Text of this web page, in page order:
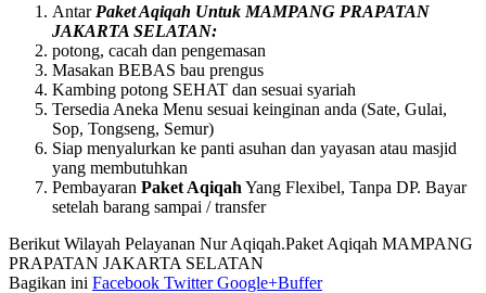
Antar Paket Aqiqah Untuk MAMPANG PRAPATAN
JAKARTA SELATAN:
potong, cacah dan pengemasan
Masakan BEBAS bau prengus
Kambing potong SEHAT dan sesuai syariah
Tersedia Aneka Menu sesuai keinginan anda (Sate, Gulai,
Sop, Tongseng, Semur)
Siap menyalurkan ke panti asuhan dan yayasan atau masjid
yang membutuhkan
Pembayaran Paket Aqiqah Yang Flexibel, Tanpa DP. Bayar
setelah barang sampai / transfer
Berikut Wilayah Pelayanan Nur Aqiqah.Paket Aqiqah MAMPANG
PRAPATAN JAKARTA SELATAN
Bagikan ini Facebook TwitterGoogle+Buffer